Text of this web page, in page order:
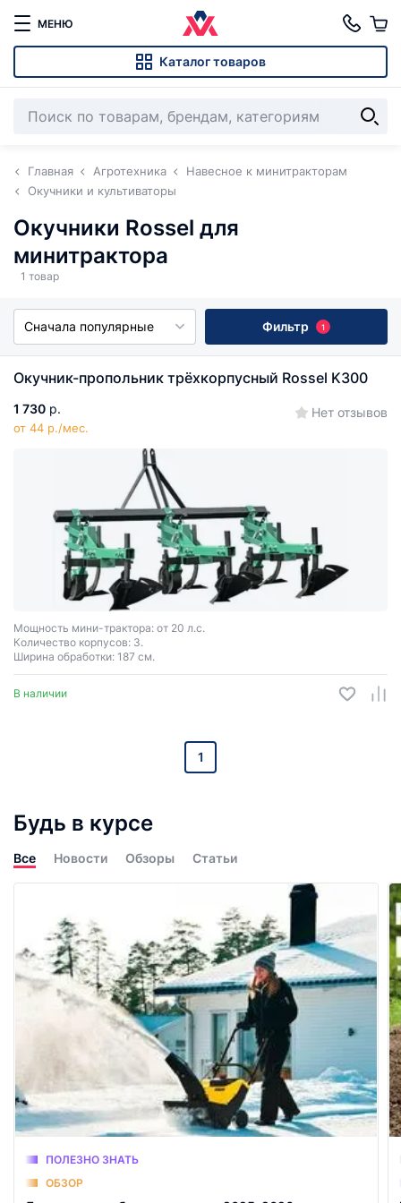
МЕНЮ
Каталог товаров
Главная Агротехника
Навесное к минитракторам
Окучники и культиваторы
Окучники Rossel для
минитрактора
1 товар
Сначала популярные Фильтр 1
Окучник-пропольник трёхкорпусный Rossel K300
1 730 р.
от 44 р./мес.
Нет отзывов
Мощность мини-трактора: от 20 л.с.
Количество корпусов: 3.
Ширина обработки: 187 см.
В наличии
1
Будь в курсе
Все Новости Обзоры Статьи
ПОЛЕЗНО ЗНАТЬ
ОБЗОР